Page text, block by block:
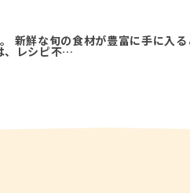
新鮮な旬の食材が豊富に手に入
、レシピ不…